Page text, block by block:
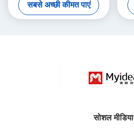
सबसे अच्छी कीमत पाएं
सोशल मीडिया